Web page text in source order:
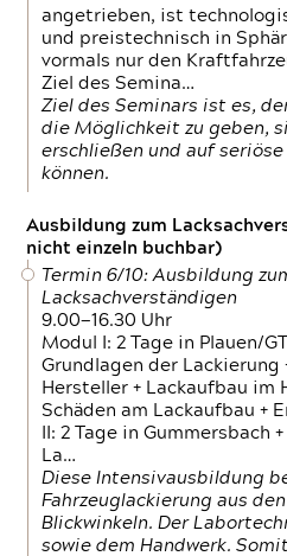
angetrieben, ist
und preistechnisch in
vormals nur den
Ziel des Semina…
Ziel des Seminars ist es,
die Möglichkeit zu geben,
erschließen und auf
können.
Ausbildung zum
nicht einzeln buchbar)
Termin 6/10: Ausbildung
Lacksachverständigen
9.00—16.30 Uhr
Modul I: 2 Tage in Plauen/
Grundlagen der Lackierung
Hersteller + Lackaufbau im
Schäden am Lackaufbau +
II: 2 Tage in Gummersbach
La…
Diese Intensivausbildung
Fahrzeuglackierung aus
Blickwinkeln. Der
sowie dem Handwerk.